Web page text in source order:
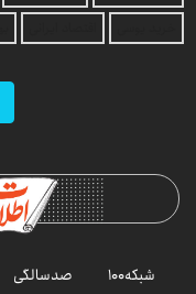
شبکه۱۰۰ صدسالگی